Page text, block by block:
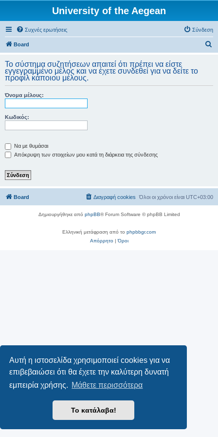
Αυτή η ιστοσελίδα χρησιμοποιεί cookies για να
επιβεβαιώσει ότι θα έχετε την καλύτερη δυνατή
εμπειρία χρήσης. Μάθετε περισσότερα
Το κατάλαβα!
University of the Aegean
Συχνές ερωτήσεις Σύνδεση
Board
Το σύστημα συζητήσεων απαιτεί ότι πρέπει να είστε
εγγεγραμμένο μέλος και να έχετε συνδεθεί για να δείτε το
προφίλ κάποιου μέλους.
Όνομα μέλους:
Κωδικός:
Να με θυμάσαι
Απόκρυψη των στοιχείων μου κατά τη διάρκεια της σύνδεσης
Board Όλοι οι χρόνοι είναι UTC+03:00
Διαγραφή cookies
Δημιουργήθηκε από phpBB® Forum Software © phpBB Limited
Ελληνική μετάφραση από το phpbbgr.com
Απόρρητο|Όροι